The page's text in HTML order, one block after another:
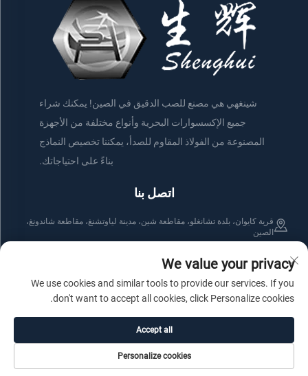
شينغهي هي مصنع للصب الدقيق في الصين! يمكنك شراء
جميع الإكسسوارات البحرية وأنواع مختلفة من الأجهزة
المصنوعة من الفولاذ المقاوم للصدأ، يمكننا تخصيص النماذج
بناءً على احتياجاتك.
اتصل بنا
قرية كايوان، بلدة تشانغلو، مقاطعة شين، مدينة لياوتشنغ، مقاطعة شاندونغ،
الصين
[email protected]
حقوق النشر © شركة شينشيان شينغهوي للمنتجات المعدنية الصدئة. جميع
سياسة الخصوصية المدونة
We value your privacy
We use cookies and similar tools to provide our services. If you
don't want to accept all cookies, click Personalize cookies.
Personalize cookies
Accept all